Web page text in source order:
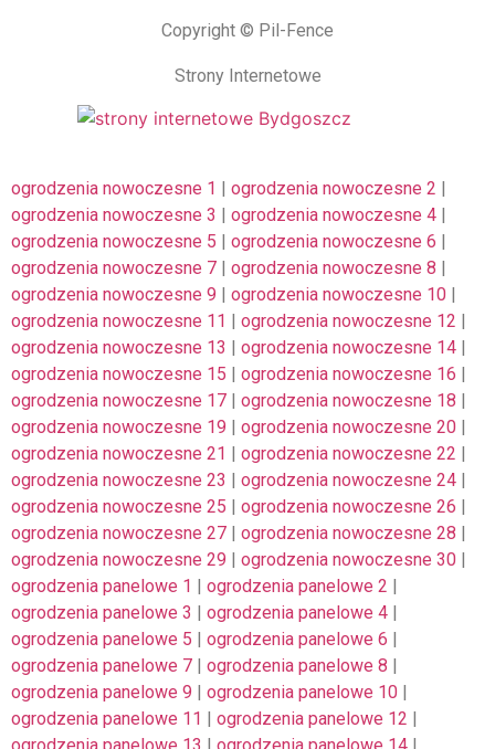
Copyright © Pil-Fence
Strony Internetowe
ogrodzenia nowoczesne 1 | ogrodzenia nowoczesne 2 |
ogrodzenia nowoczesne 3 | ogrodzenia nowoczesne 4 |
ogrodzenia nowoczesne 5 | ogrodzenia nowoczesne 6 |
ogrodzenia nowoczesne 7 | ogrodzenia nowoczesne 8 |
ogrodzenia nowoczesne 9 | ogrodzenia nowoczesne 10 |
ogrodzenia nowoczesne 11 | ogrodzenia nowoczesne 12 |
ogrodzenia nowoczesne 13 | ogrodzenia nowoczesne 14 |
ogrodzenia nowoczesne 15 | ogrodzenia nowoczesne 16 |
ogrodzenia nowoczesne 17 | ogrodzenia nowoczesne 18 |
ogrodzenia nowoczesne 19 | ogrodzenia nowoczesne 20 |
ogrodzenia nowoczesne 21 | ogrodzenia nowoczesne 22 |
ogrodzenia nowoczesne 23 | ogrodzenia nowoczesne 24 |
ogrodzenia nowoczesne 25 | ogrodzenia nowoczesne 26 |
ogrodzenia nowoczesne 27 | ogrodzenia nowoczesne 28 |
ogrodzenia nowoczesne 29 | ogrodzenia nowoczesne 30 |
ogrodzenia panelowe 1 | ogrodzenia panelowe 2 |
ogrodzenia panelowe 3 | ogrodzenia panelowe 4 |
ogrodzenia panelowe 5 | ogrodzenia panelowe 6 |
ogrodzenia panelowe 7 | ogrodzenia panelowe 8 |
ogrodzenia panelowe 9 | ogrodzenia panelowe 10 |
ogrodzenia panelowe 11 | ogrodzenia panelowe 12 |